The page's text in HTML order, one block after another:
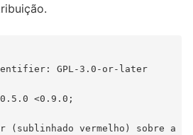
GPL-3.0-or-later
<0.9.0;
vermelho) sobre a